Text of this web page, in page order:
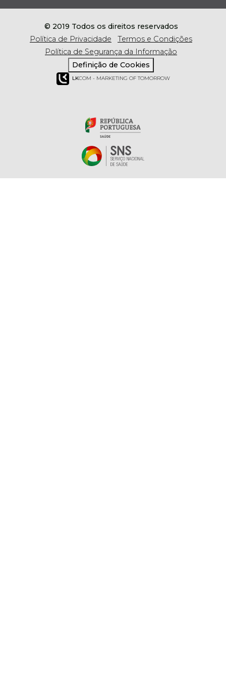
© 2019 Todos os direitos reservados
Política de Privacidade
Termos e Condições
Política de Segurança da Informação
Definição de Cookies
LKCOM - MARKETING OF TOMORROW